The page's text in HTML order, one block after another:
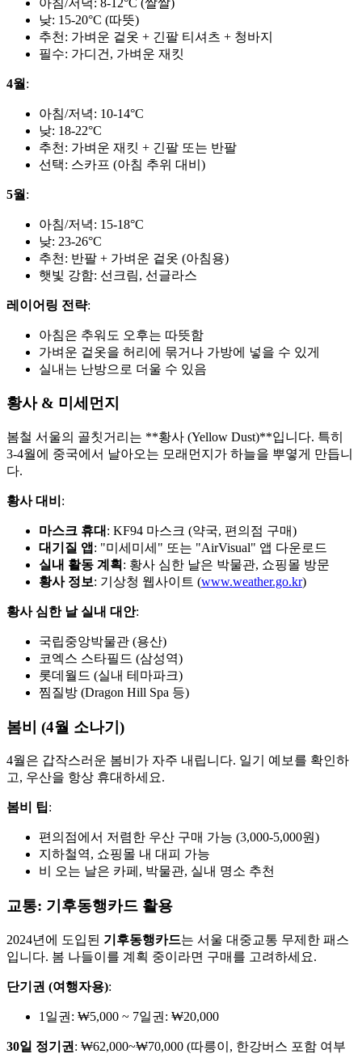
낮: 15-20°C (따뜻)
추천: 가벼운 겉옷 + 긴팔 티셔츠 + 청바지
필수: 가디건, 가벼운 재킷
4월 :
아침/저녁: 10-14°C
낮: 18-22°C
추천: 가벼운 재킷 + 긴팔 또는 반팔
선택: 스카프 (아침 추위 대비)
5월 :
아침/저녁: 15-18°C
낮: 23-26°C
추천: 반팔 + 가벼운 겉옷 (아침용)
햇빛 강함: 선크림, 선글라스
레이어링 전략:
아침은 추워도 오후는 따뜻함
가벼운 겉옷을 허리에 묶거나 가방에 넣을 수 있게
실내는 난방으로 더울 수 있음
황사 & 미세먼지
봄철 서울의 골칫거리는 **황사 (Yellow Dust)**입니다. 특히
3-4월에 중국에서 날아오는 모래먼지가 하늘을 뿌옇게 만듭니
다.
황사 대비 :
마스크 휴대 : KF94 마스크 (약국, 편의점 구매)
대기질 앱 : "미세미세" 또는 "AirVisual" 앱 다운로드
실내 활동 계획 : 황사 심한 날은 박물관, 쇼핑몰 방문
황사 정보: 기상청 웹사이트 (www.weather.go.kr)
황사 심한 날 실내 대안:
국립중앙박물관 (용산)
코엑스 스타필드 (삼성역)
롯데월드 (실내 테마파크)
찜질방 (Dragon Hill Spa 등)
봄비 (4월 소나기)
4월은 갑작스러운 봄비가 자주 내립니다. 일기 예보를 확인하
고, 우산을 항상 휴대하세요.
봄비 팁:
편의점에서 저렴한 우산 구매 가능 (3,000-5,000원)
지하철역, 쇼핑몰 내 대피 가능
비 오는 날은 카페, 박물관, 실내 명소 추천
교통: 기후동행카드 활용
2024년에 도입된 기후동행카드는 서울 대중교통 무제한 패스
입니다. 봄 나들이를 계획 중이라면 구매를 고려하세요.
단기권 (여행자용):
1일권: ₩5,000 ~ 7일권: ₩20,000
30일 정기권 : ₩62,000~₩70,000 (따릉이, 한강버스 포함 여부